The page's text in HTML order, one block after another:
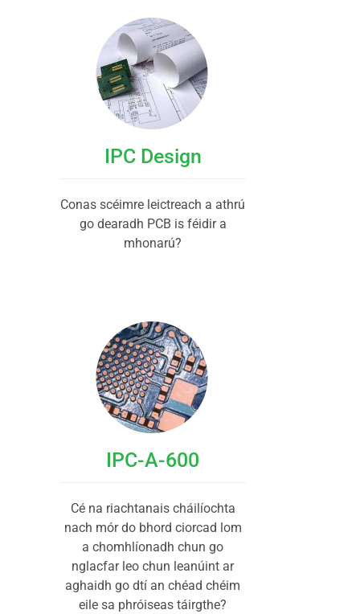
IPC Design
Conas scéimre leictreach a athrú
go dearadh PCB is féidir a
mhonarú?
IPC-A-600
Cé na riachtanais cháilíochta
nach mór do bhord ciorcad lom
a chomhlíonadh chun go
nglacfar leo chun leanúint ar
aghaidh go dtí an chéad chéim
eile sa phróiseas táirgthe?